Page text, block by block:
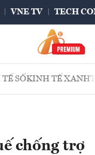
VNE TV TECH
SỐKINH TẾ XANH
chống trợ